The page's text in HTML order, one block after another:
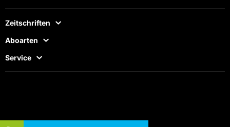
Zeitschriften
Aboarten
Service